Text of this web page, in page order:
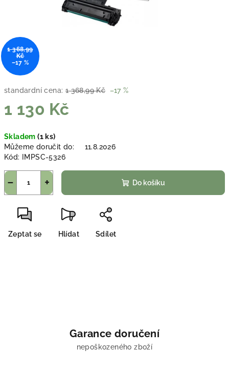
standardní cena: 1 368,99 Kč –17 %
1 130 Kč
cena:
Skladem(1 ks)
Můžeme doručit do:
11.8.2026
Kód:
IMPSC-5326
+
− Do košíku
Zeptat se Hlídat Sdílet
1 368,99
Kč
–17 %
Garance doručení
nepoškozeného zboží